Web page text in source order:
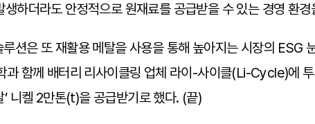
생하더라도 안정적으로 원재료를 공급받을 수 있는 경영 환
션은 또 재활용 메탈을 사용을 통해 높아지는 시장의 ESG
과 함께 배터리 리사이클링 업체 라이-사이클(Li-Cycle)에
’ 니켈 2만톤(t)을 공급받기로 했다. (끝)